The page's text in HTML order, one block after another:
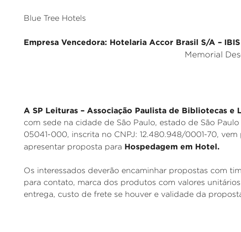
Blue Tree Hotels
Empresa Vencedora: Hotelaria Accor Brasil S/A –
Memorial
A SP Leituras – Associação Paulista de Bibliotecas e
com sede na cidade de São Paulo, estado de São
05041-000, inscrita no CNPJ: 12.480.948/0001-70,
apresentar proposta para Hospedagem em Hotel.
Os interessados deverão encaminhar propostas com
para contato, marca dos produtos com valores
entrega, custo de frete se houver e validade da